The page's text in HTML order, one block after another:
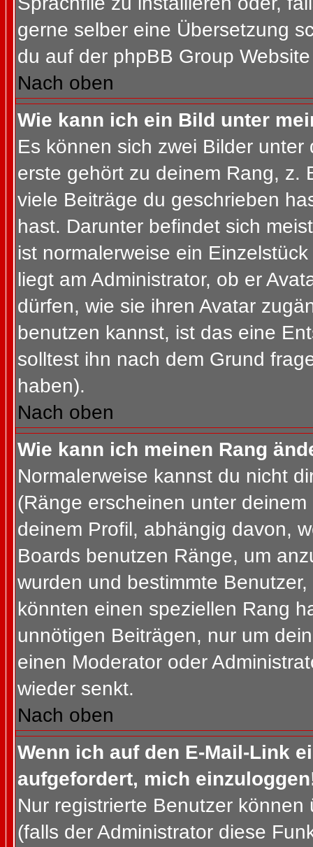
gerne selber eine Übersetzung
du auf der phpBB Group
Nach oben
Wie kann ich ein Bild unter
Es können sich zwei Bilder
erste gehört zu deinem Rang, z.
viele Beiträge du geschrieben
hast. Darunter befindet sich
ist normalerweise ein
liegt am Administrator, ob er
dürfen, wie sie ihren Avatar
benutzen kannst, ist das eine
solltest ihn nach dem Grund
haben).
Nach oben
Wie kann ich meinen Rang
Normalerweise kannst du nicht
(Ränge erscheinen unter
deinem Profil, abhängig davon,
Boards benutzen Ränge, um
wurden und bestimmte
könnten einen speziellen Rang
unnötigen Beiträgen, nur um
einen Moderator oder
wieder senkt.
Nach oben
Wenn ich auf den E-Mail-Link
aufgefordert, mich
Nur registrierte Benutzer
(falls der Administrator diese